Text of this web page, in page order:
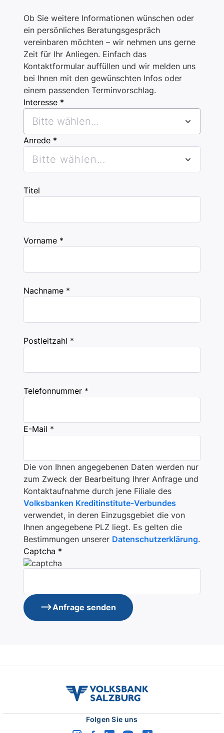
Ob Sie weitere Informationen wünschen oder
ein persönliches Beratungsgespräch
vereinbaren möchten – wir nehmen uns gerne
Zeit für Ihr Anliegen. Einfach das
Kontaktformular auffüllen und wir melden uns
bei Ihnen mit den gewünschten Infos oder
einem passenden Terminvorschlag.
Interesse *
Bitte wählen...
Anrede *
Bitte wählen...
Titel
Vorname *
Nachname *
Postleitzahl *
Telefonnummer *
E-Mail *
Die von Ihnen angegebenen Daten werden nur
zum Zweck der Bearbeitung Ihrer Anfrage und
Kontaktaufnahme durch jene Filiale des
Volksbanken Kreditinstitute-Verbundes
verwendet, in deren Einzugsgebiet die von
Ihnen angegebene PLZ liegt. Es gelten die
Bestimmungen unserer Datenschutzerklärung.
Captcha *
Anfrage senden
volksbank
salzburg
Folgen Sie uns